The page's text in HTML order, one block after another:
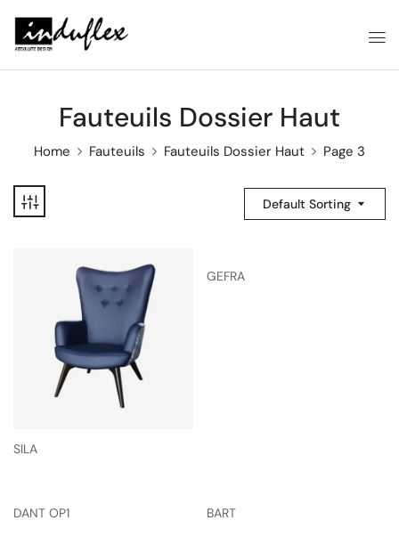
Fauteuils Dossier Haut
Home Fauteuils Fauteuils Dossier Haut Page 3
Default Sorting
SILA
GEFRA
DANT OP1 BART